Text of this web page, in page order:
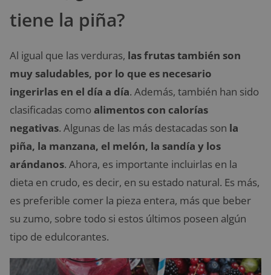
tiene la piña?
Al igual que las verduras, las frutas también son
muy saludables, por lo que es necesario
ingerirlas en el día a día. Además, también han sido
clasificadas como alimentos con calorías
negativas. Algunas de las más destacadas son la
piña, la manzana, el melón, la sandía y los
arándanos. Ahora, es importante incluirlas en la
dieta en crudo, es decir, en su estado natural. Es más,
es preferible comer la pieza entera, más que beber
su zumo, sobre todo si estos últimos poseen algún
tipo de edulcorantes.